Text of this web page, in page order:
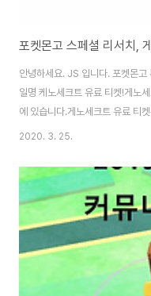
안녕하세요. JS 입니다. 포켓몬고
일명 케노세크트 유료 티켓!게노
에 있습니다.게노세크트 유료 티
가격은 9,900원 입니다. 스페셜
몬의 수수께끼를 풀어라! 1/5노
미엄 배틀패스 x5, 쁘사이저, 게
라! 2/5불꽃타입 포켓몬을 25마
조, 슈퍼 부화장치 x3 완료 보상으
를 풀어라!..
2020. 3. 25.